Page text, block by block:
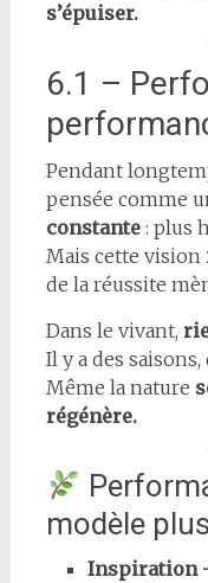
s’épuiser.
6.1 –
Pendant
pensée comme
constante: plus
Mais cette vision
de la réussite
Dans le vivant,
Il y a des
Même la nature
régénère.
modèle
Inspiration